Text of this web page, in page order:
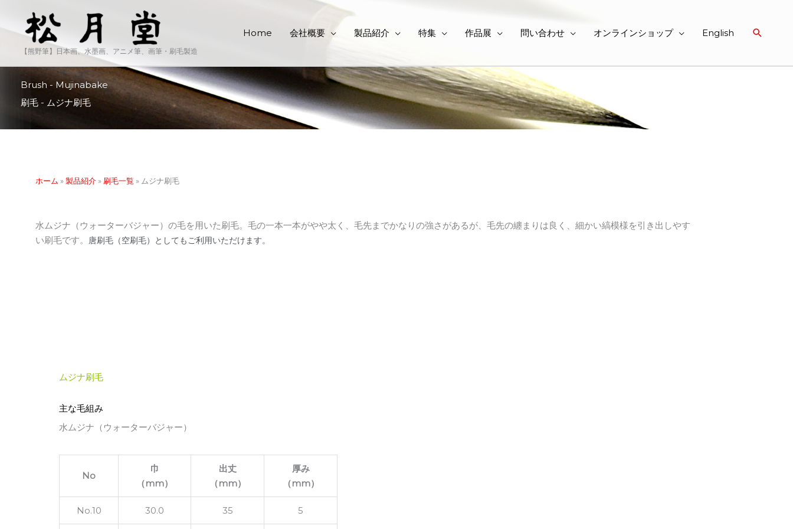
キ
【熊野筆】日本画、水墨画、アニメ筆、画筆・刷毛製造
Home 会社概要 製品紹介 特集 作品展 問い合わせ オンラインショップ English 検
Brush - Mujinabake
刷毛 - ムジナ刷毛
ホーム » 製品紹介 » 刷毛一覧 » ムジナ刷毛
水ムジナ（ウォーターバジャー）の毛を用いた刷毛。毛の一本一本がやや太く、毛先までかなりの強さがあるが、毛先の纏まりは良く、細かい縞模様を引き出しやす
い刷毛です。
唐刷毛（空刷毛）としてもご利用いただけます。
ムジナ刷毛
主な毛組み
水ムジナ（ウォーターバジャー）
No
巾
（mm）
出丈
（mm）
厚み
（mm）
No.10 30.0 35 5